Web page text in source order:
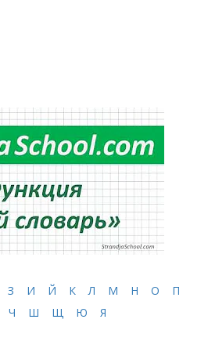
З И Й К Л М Н О
П
Ч Ш Щ Ю Я